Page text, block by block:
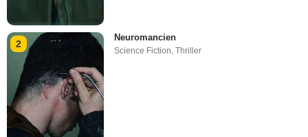
2
Neuromancien
Science Fiction ,Thriller